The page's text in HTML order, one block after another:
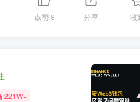
点赞8 分享 收
221W+